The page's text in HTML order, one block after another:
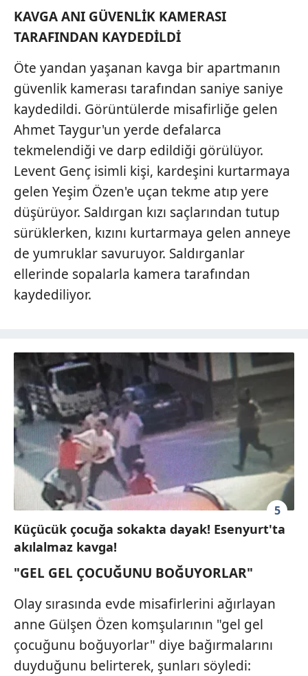
KAVGA ANI GÜVENLİK KAMERASI
TARAFINDAN KAYDEDİLDİ
Öte yandan yaşanan kavga bir apartmanın
güvenlik kamerası tarafından saniye saniye
kaydedildi. Görüntülerde misafirliğe gelen
Ahmet Taygur'un yerde defalarca
tekmelendiği ve darp edildiği görülüyor.
Levent Genç isimli kişi, kardeşini kurtarmaya
gelen Yeşim Özen'e uçan tekme atıp yere
düşürüyor. Saldırgan kızı saçlarından tutup
sürüklerken, kızını kurtarmaya gelen anneye
de yumruklar savuruyor. Saldırganlar
ellerinde sopalarla kamera tarafından
kaydediliyor.
5
Küçücük çocuğa sokakta dayak! Esenyurt'ta
akılalmaz kavga!
"GEL GEL ÇOCUĞUNU BOĞUYORLAR"
Olay sırasında evde misafirlerini ağırlayan
anne Gülşen Özen komşularının "gel gel
çocuğunu boğuyorlar" diye bağırmalarını
duyduğunu belirterek, şunları söyledi: